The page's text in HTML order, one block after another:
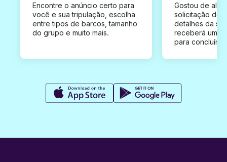
Encontre o anúncio certo para
você e sua tripulação, escolha
entre tipos de barcos, tamanho
do grupo e muito mais.
Gostou de
solicitação de
detalhes da
receberá uma
para concluír a